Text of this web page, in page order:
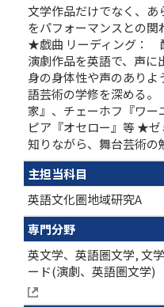
文学作品だけでなく、あ
をパフォーマンスとの関
★戯曲 リーディング：
演劇作品を英語で、声に
身の身体性や声のありよ
語芸術の学修を深める
家』、チェーホフ『ワー
ピア『オセロー』等 ★
知りながら、舞台芸術の
主担当科目
英語文化圏地域研究A
専門分野
英文学、英語圏文学, 文
ード(演劇、英語圏文学)